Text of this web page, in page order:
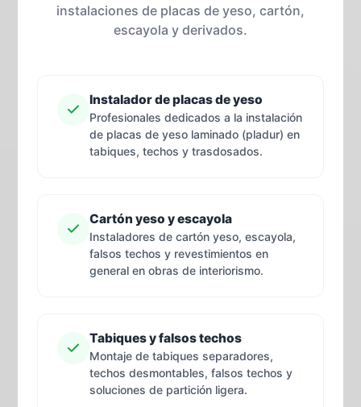
instalaciones de placas de yeso, cartón,
escayola y derivados.
Instalador de placas de yeso
Profesionales dedicados a la instalación
de placas de yeso laminado (pladur) en
tabiques, techos y trasdosados.
Cartón yeso y escayola
Instaladores de cartón yeso, escayola,
falsos techos y revestimientos en
general en obras de interiorismo.
Tabiques y falsos techos
Montaje de tabiques separadores,
techos desmontables, falsos techos y
soluciones de partición ligera.